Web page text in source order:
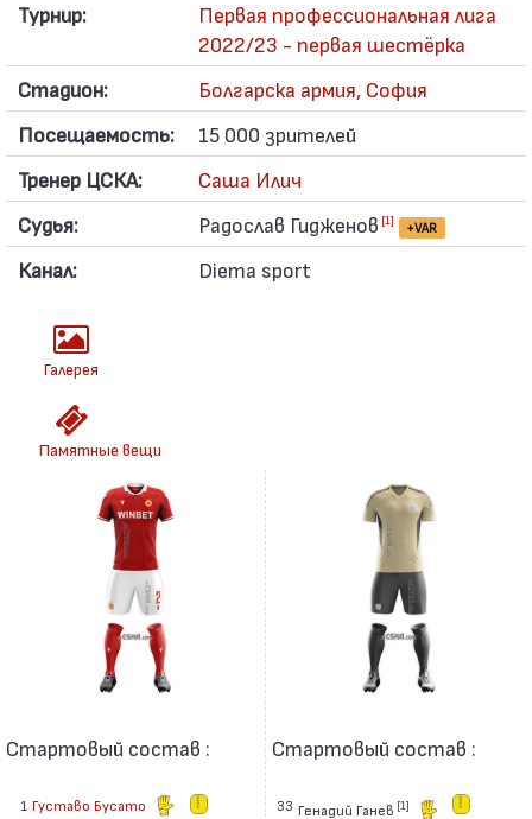
Турнир:
Первая профессиональная лига
2022/23 - первая шестёрка
Стадион:
Болгарска армия, София
Посещаемость:
15 000 зрителей
Тренер ЦСКА:
Саша Илич
Судья:
Радослав Гидженов [1] +VAR
Канал: Diema sport
Галерея
Памятные вещи
Стартовый состав :
1 Густаво Бусато
Стартовый состав :
33 Генадий Ганев [1]